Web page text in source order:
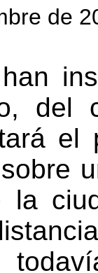
de
del
el